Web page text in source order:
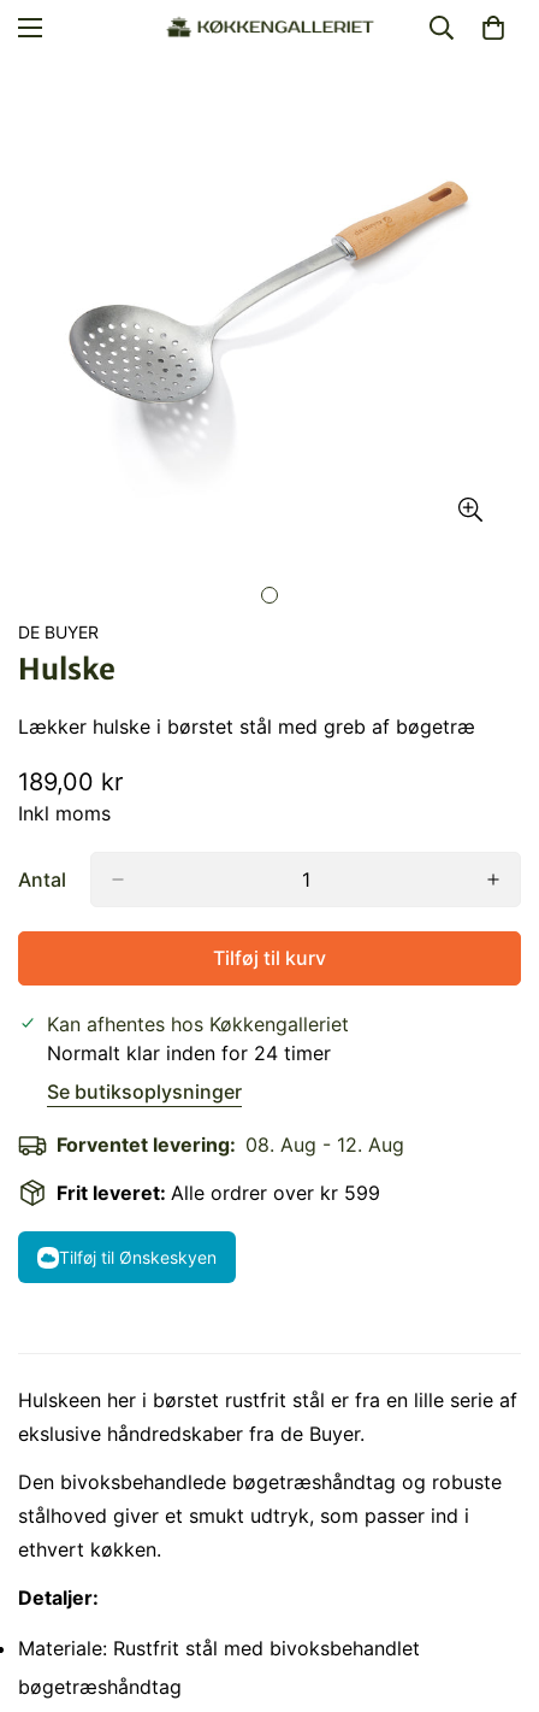
DE BUYER
Hulske
Lækker hulske i børstet stål med greb af bøgetræ
Normal
pris
189,00 kr
Inkl moms
Antal
Tilføj til kurv
Kan afhentes hos Køkkengalleriet
Normalt klar inden for 24 timer
Se butiksoplysninger
Forventet levering: 08. Aug - 12. Aug
Frit leveret: Alle ordrer over kr 599
Tilføj til Ønskeskyen
Hulskeen her i børstet rustfrit stål er fra en lille serie af
ekslusive håndredskaber fra de Buyer.
Den bivoksbehandlede bøgetræshåndtag og robuste
stålhoved giver et smukt udtryk, som passer ind i
ethvert køkken.
Detaljer:
Materiale: Rustfrit stål med bivoksbehandlet
bøgetræshåndtag
Confirm your age
No, I'm not Yes, I am